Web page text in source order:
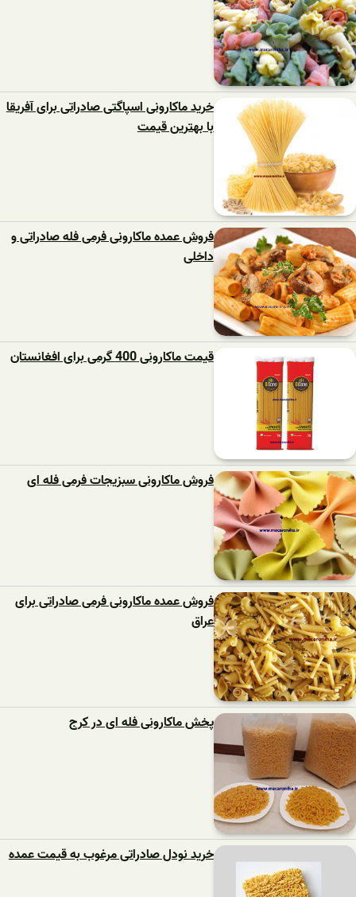
خرید ماکارونی اسپاگتی صادراتی برای آفریقا
با بهترین قیمت
فروش عمده ماکارونی فرمی فله صادراتی و
داخلی
قیمت ماکارونی 400 گرمی برای افغانستان
فروش ماکارونی سبزیجات فرمی فله ای
فروش عمده ماکارونی فرمی صادراتی برای
عراق
پخش ماکارونی فله ای در کرج
خرید نودل صادراتی مرغوب به قیمت عمده